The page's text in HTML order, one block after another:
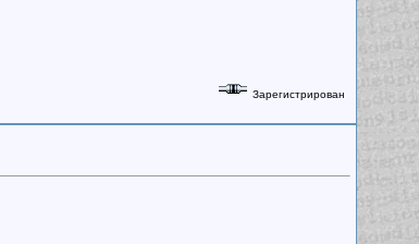
Зарегистрирован